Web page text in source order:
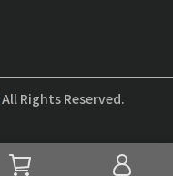
All Rights Reserved.